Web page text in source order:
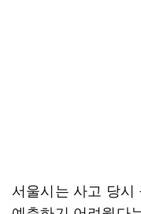
서울시는 사고 당시